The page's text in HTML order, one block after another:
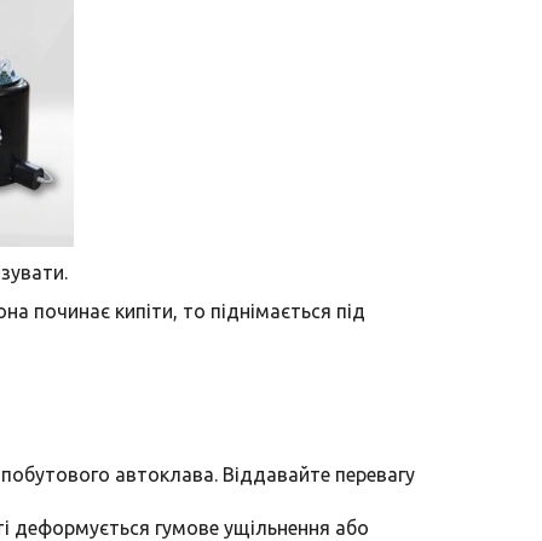
починає кипіти, то піднімається під
автоклава. Віддавайте перевагу
деформується гумове ущільнення або